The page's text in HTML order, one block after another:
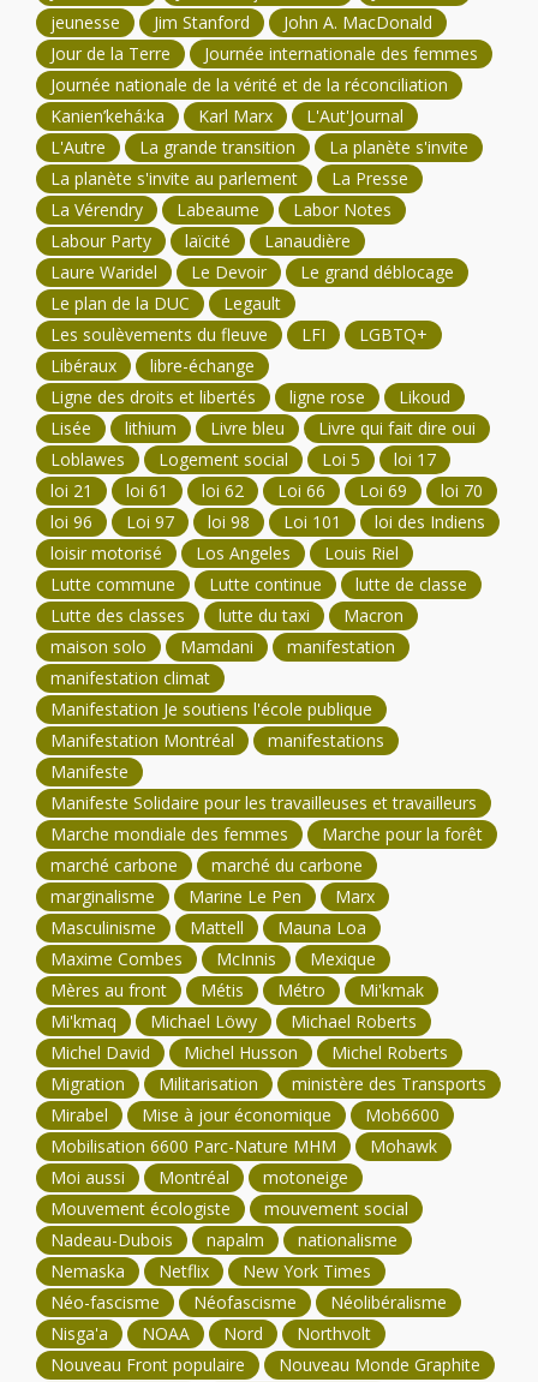
jeunesse
Jim Stanford
John A. MacDonald
Jour de la Terre
Journée internationale des femmes
Journée nationale de la vérité et de la réconciliation
Kanien’kehá:ka
Karl Marx
L'Aut'Journal
L'Autre
La grande transition
La planète s'invite
La planète s'invite au parlement
La Presse
La Vérendry
Labeaume
Labor Notes
Labour Party
laïcité
Lanaudière
Laure Waridel
Le Devoir
Le grand déblocage
Le plan de la DUC
Legault
Les soulèvements du fleuve
LFI
LGBTQ+
Libéraux
libre-échange
Ligne des droits et libertés
ligne rose
Likoud
Lisée
lithium Livre bleu
Livre qui fait dire oui
Loblawes
Logement social Loi 5
loi 17
loi 21
loi 61 loi 62 Loi 66 Loi 69
loi 70
loi 96
Loi 97 loi 98 Loi 101
loi des Indiens
loisir motorisé
Los Angeles
Louis Riel
Lutte commune
Lutte continue
lutte de classe
Lutte des classes
lutte du taxi
Macron
maison solo
Mamdani
manifestation
manifestation climat
Manifestation Je soutiens l'école publique
Manifestation Montréal
manifestations
Manifeste
Manifeste Solidaire pour les travailleuses et travailleurs
Marche mondiale des femmes
Marche pour la forêt
marché carbone
marché du carbone
marginalisme
Marine Le Pen
Marx
Masculinisme
Mattell
Mauna Loa
Maxime Combes
McInnis
Mexique
Mères au front
Métis Métro
Mi'kmak
Mi'kmaq
Michael Löwy
Michael Roberts
Michel David
Michel Husson
Michel Roberts
Migration
Militarisation
ministère des Transports
Mirabel
Mise à jour économique
Mob6600
Mobilisation 6600 Parc-Nature MHM
Mohawk
Moi aussi
Montréal
motoneige
Mouvement écologiste
mouvement social
Nadeau-Dubois
napalm
nationalisme
Nemaska
Netflix
New York Times
Néo-fascisme
Néofascisme
Néolibéralisme
Nisga'a
NOAA Nord
Northvolt
Nouveau Front populaire
Nouveau Monde Graphite